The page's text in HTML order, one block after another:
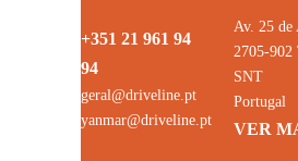
+351 21 961 94
94
geral@driveline.pt
yanmar@driveline.pt
Av. 25 de
2705-902
SNT
Portugal
VER